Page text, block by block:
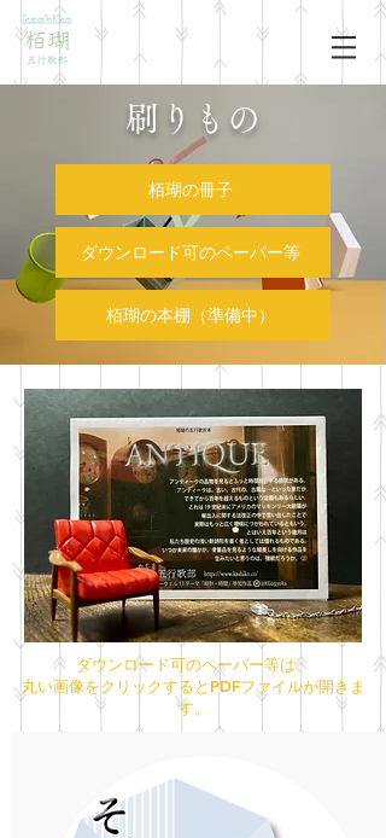
​刷りもの
栢瑚の冊子
ダウンロード可のペーパー等
栢瑚の本棚（準備中）
ダウンロード可のペーパー等は、
丸い画像をクリックするとPDFファイルが開きま
す。